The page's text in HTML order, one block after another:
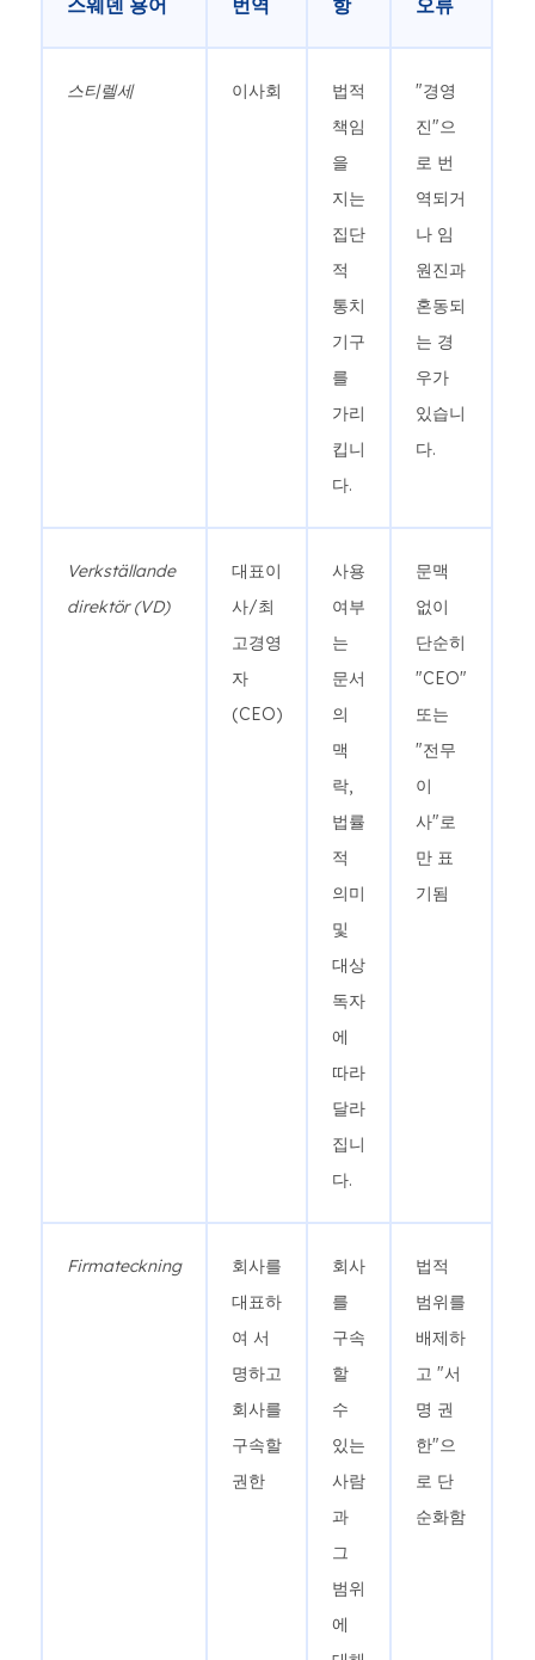
스티렐세 이사회
법적
책임
을
지는
집단
적
통치
기구
를
가리
킵니
다.
"경영
진"으
로 번
역되거
나 임
원진과
혼동되
는 경
우가
있습니
다.
Verkställande
direktör (VD)
대표이
사/최
고경영
자
(CEO)
사용
여부
는
문서
의
맥
락,
법률
적
의미
및
대상
독자
에
따라
달라
집니
다.
문맥
없이
단순히
"CEO"
또는
"전무
이
사"로
만 표
기됨
Firmateckning
회사를
대표하
여 서
명하고
회사를
구속할
권한
회사
를
구속
할
수
있는
사람
과
그
범위
에
법적
범위를
배제하
고 "서
명 권
한"으
로 단
순화함